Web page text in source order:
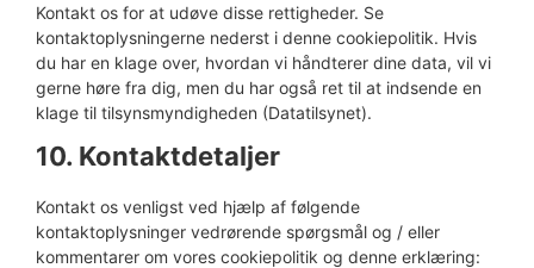
Kontakt os for at udøve disse rettigheder. Se
kontaktoplysningerne nederst i denne cookiepolitik. Hvis
du har en klage over, hvordan vi håndterer dine data, vil vi
gerne høre fra dig, men du har også ret til at indsende en
klage til tilsynsmyndigheden (Datatilsynet).
10. Kontaktdetaljer
Kontakt os venligst ved hjælp af følgende
kontaktoplysninger vedrørende spørgsmål og / eller
kommentarer om vores cookiepolitik og denne erklæring: